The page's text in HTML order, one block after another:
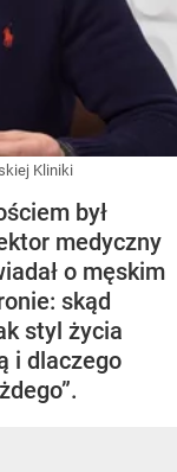
Kliniki
był
medyczny
o męskim
skąd
styl życia
i dlaczego